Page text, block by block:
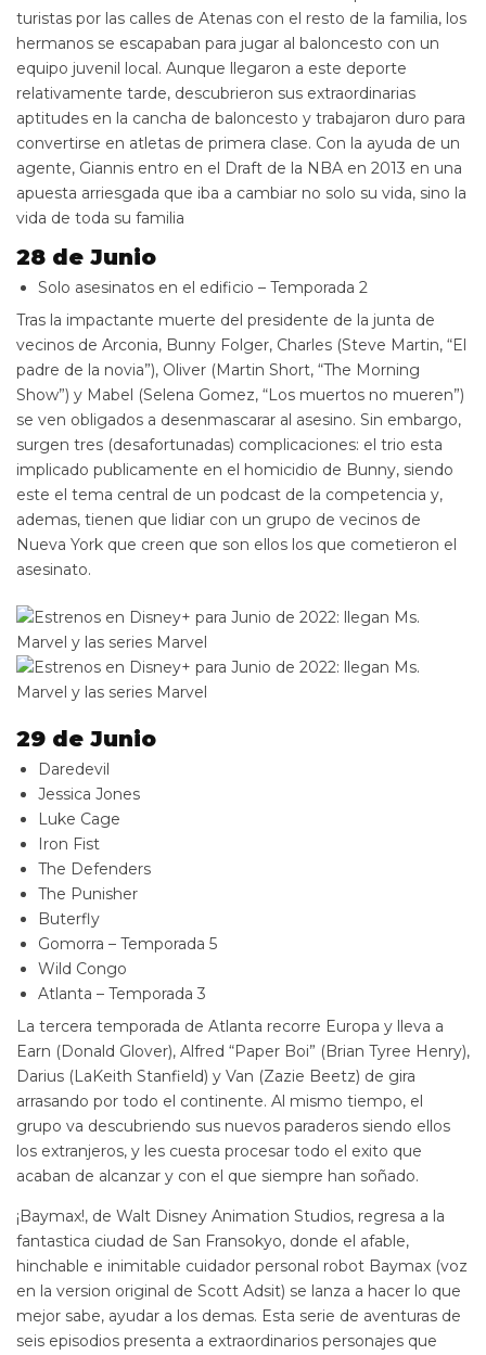
turistas por las calles de Atenas con el resto de la familia, los
hermanos se escapaban para jugar al baloncesto con un
equipo juvenil local. Aunque llegaron a este deporte
relativamente tarde, descubrieron sus extraordinarias
aptitudes en la cancha de baloncesto y trabajaron duro para
convertirse en atletas de primera clase. Con la ayuda de un
agente, Giannis entro en el Draft de la NBA en 2013 en una
apuesta arriesgada que iba a cambiar no solo su vida, sino la
vida de toda su familia
28 de Junio
Solo asesinatos en el edificio – Temporada 2
Tras la impactante muerte del presidente de la junta de
vecinos de Arconia, Bunny Folger, Charles (Steve Martin, “El
padre de la novia”), Oliver (Martin Short, “The Morning
Show”) y Mabel (Selena Gomez, “Los muertos no mueren”)
se ven obligados a desenmascarar al asesino. Sin embargo,
surgen tres (desafortunadas) complicaciones: el trio esta
implicado publicamente en el homicidio de Bunny, siendo
este el tema central de un podcast de la competencia y,
ademas, tienen que lidiar con un grupo de vecinos de
Nueva York que creen que son ellos los que cometieron el
asesinato.
29 de Junio
Daredevil
Jessica Jones
Luke Cage
Iron Fist
The Defenders
The Punisher
Buterfly
Gomorra – Temporada 5
Wild Congo
Atlanta – Temporada 3
La tercera temporada de Atlanta recorre Europa y lleva a
Earn (Donald Glover), Alfred “Paper Boi” (Brian Tyree Henry),
Darius (LaKeith Stanfield) y Van (Zazie Beetz) de gira
arrasando por todo el continente. Al mismo tiempo, el
grupo va descubriendo sus nuevos paraderos siendo ellos
los extranjeros, y les cuesta procesar todo el exito que
acaban de alcanzar y con el que siempre han soñado.
¡Baymax!, de Walt Disney Animation Studios, regresa a la
fantastica ciudad de San Fransokyo, donde el afable,
hinchable e inimitable cuidador personal robot Baymax (voz
en la version original de Scott Adsit) se lanza a hacer lo que
mejor sabe, ayudar a los demas. Esta serie de aventuras de
seis episodios presenta a extraordinarios personajes que